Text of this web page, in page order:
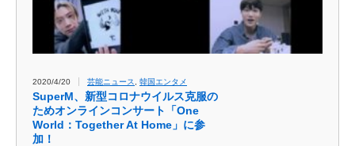
2020/4/20 芸能ニュース 韓国エンタメ
SuperM、新型コロナウイルス克服の
ためオンラインコンサート「One
World：Together At Home」に参
加！